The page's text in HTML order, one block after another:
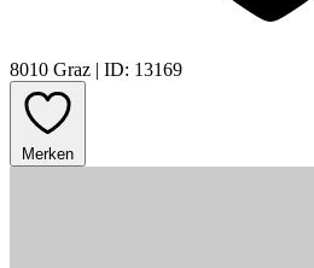
8010 Graz | ID: 13169
Merken